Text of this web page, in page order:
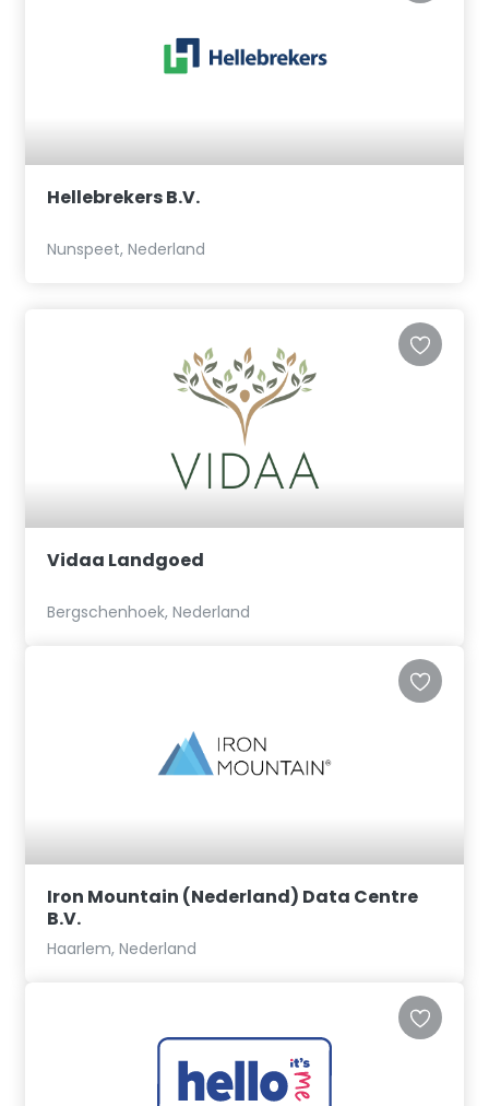
Hellebrekers B.V.
Nunspeet, Nederland
Vidaa Landgoed
Bergschenhoek, Nederland
Iron Mountain (Nederland) Data Centre
B.V.
Haarlem, Nederland